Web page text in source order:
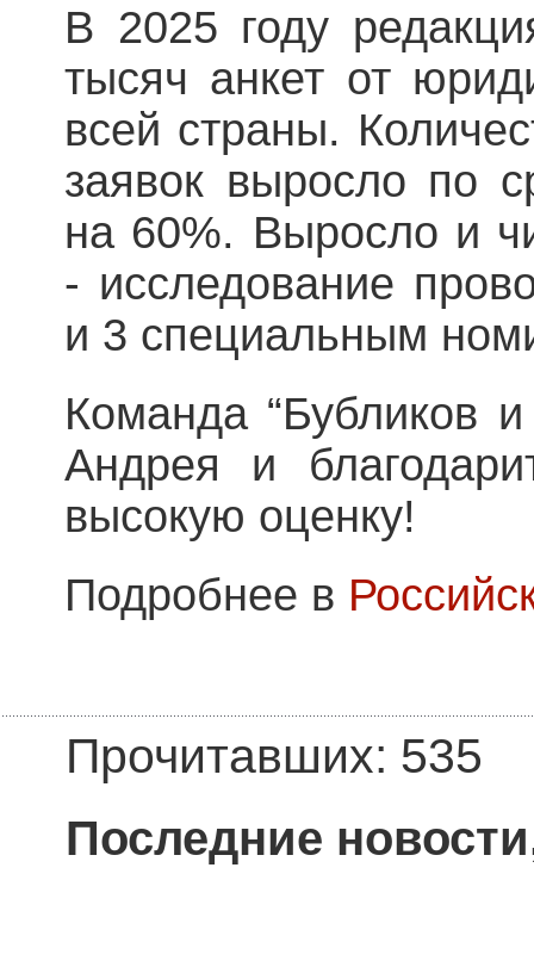
В 2025 году
тысяч анкет от
всей страны.
заявок выросло по
на 60%. Выросло и
- исследование
и 3 специальным
Команда “Бубликов
Андрея и
высокую оценку!
Подробнее в
Прочитавших: 535
Последние